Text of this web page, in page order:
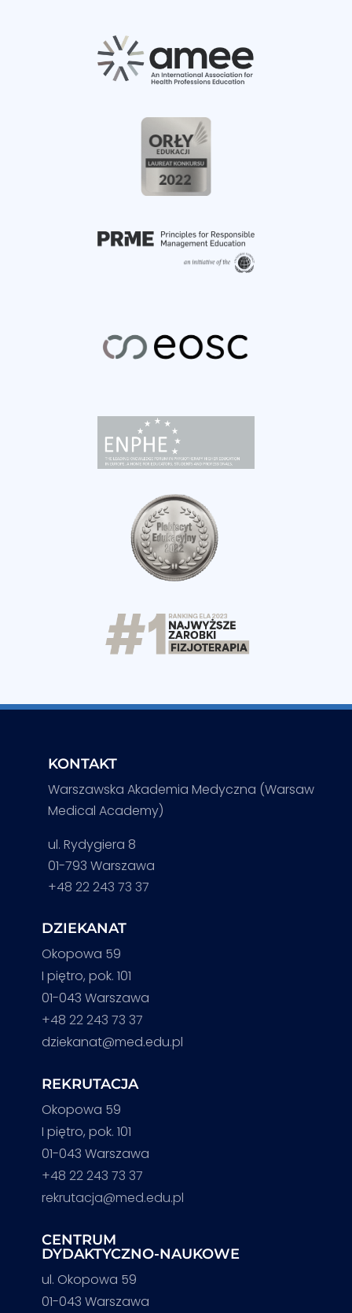
KONTAKT
Warszawska Akademia Medyczna (Warsaw
Medical Academy)
ul. Rydygiera 8
01-793 Warszawa
+48 22 243 73 37
DZIEKANAT
Okopowa 59
I piętro, pok. 101
01-043 Warszawa
+48 22 243 73 37
dziekanat@med.edu.pl
REKRUTACJA
Okopowa 59
I piętro, pok. 101
01-043 Warszawa
+48 22 243 73 37
rekrutacja@med.edu.pl
CENTRUM
DYDAKTYCZNO-NAUKOWE
ul. Okopowa 59
01-043 Warszawa